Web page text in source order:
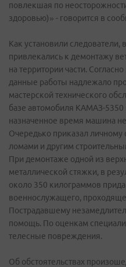
повлекшая по
здоровью)» - говорится в
Как установили
привлекались к демонтажу
на территории части.
данные работы надлежало
мастерской технического
базе автомобиля КАМАЗ-
назначенное время машина
Очередько приказал личному
ломами и другим
При демонтаже одной из
металлической стяжки, в
около 350 килограммов
военнослужащего,
Пострадавшему
помощь. По оценкам
телесные повреждения.
Об обстоятельствах